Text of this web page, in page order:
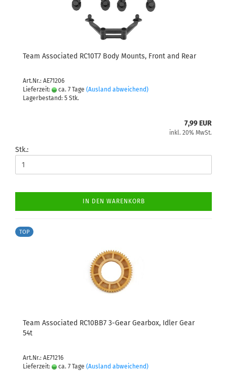
Team Associated RC10T7 Body Mounts, Front and Rear
Art.Nr.: AE71206
Lieferzeit:
ca. 7 Tage (Ausland abweichend)
Lagerbestand: 5 Stk.
7,99 EUR
inkl. 20% MwSt.
Stk.:
IN DEN WARENKORB
TOP
Team Associated RC10BB7 3-Gear Gearbox, Idler Gear
54t
Art.Nr.: AE71216
Lieferzeit:
ca. 7 Tage (Ausland abweichend)